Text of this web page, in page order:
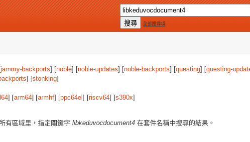
全部搜尋項
jammy-backports] [noble] [noble-updates] [noble-backports] [questing] [questing-
] [stonking]
] [arm64] [armhf] [ppc64el ] [riscv64] [s390x]
有區域里，指定關鍵字 libkeduvocdocument4 在套件名稱中搜尋的結果。